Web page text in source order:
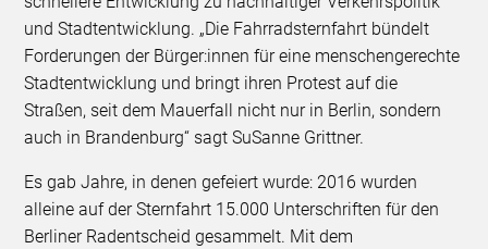
und Stadtentwicklung. „Die Fahrradsternfahrt bündelt
Forderungen der Bürger:innen für eine menschengerechte
Stadtentwicklung und bringt ihren Protest auf die
Straßen, seit dem Mauerfall nicht nur in Berlin, sondern
auch in Brandenburg“ sagt SuSanne Grittner.
Es gab Jahre, in denen gefeiert wurde: 2016 wurden
alleine auf der Sternfahrt 15.000 Unterschriften für den
Berliner Radentscheid gesammelt. Mit dem